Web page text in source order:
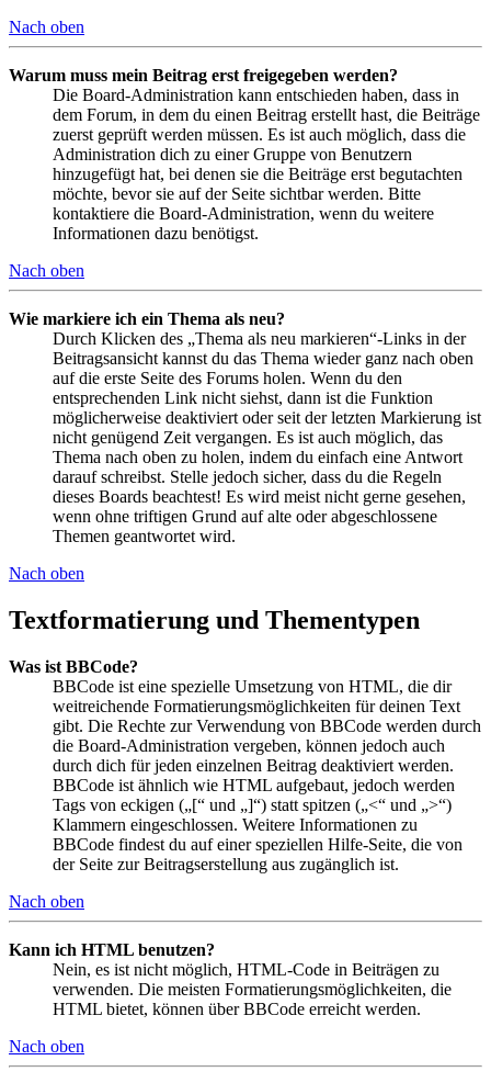
Nach oben
Warum muss mein Beitrag erst freigegeben werden?
Die Board-Administration kann entschieden haben, dass in
dem Forum, in dem du einen Beitrag erstellt hast, die Beiträge
zuerst geprüft werden müssen. Es ist auch möglich, dass die
Administration dich zu einer Gruppe von Benutzern
hinzugefügt hat, bei denen sie die Beiträge erst begutachten
möchte, bevor sie auf der Seite sichtbar werden. Bitte
kontaktiere die Board-Administration, wenn du weitere
Informationen dazu benötigst.
Nach oben
Wie markiere ich ein Thema als neu?
Durch Klicken des „Thema als neu markieren“-Links in der
Beitragsansicht kannst du das Thema wieder ganz nach oben
auf die erste Seite des Forums holen. Wenn du den
entsprechenden Link nicht siehst, dann ist die Funktion
möglicherweise deaktiviert oder seit der letzten Markierung ist
nicht genügend Zeit vergangen. Es ist auch möglich, das
Thema nach oben zu holen, indem du einfach eine Antwort
darauf schreibst. Stelle jedoch sicher, dass du die Regeln
dieses Boards beachtest! Es wird meist nicht gerne gesehen,
wenn ohne triftigen Grund auf alte oder abgeschlossene
Themen geantwortet wird.
Nach oben
Textformatierung und Thementypen
Was ist BBCode?
BBCode ist eine spezielle Umsetzung von HTML, die dir
weitreichende Formatierungsmöglichkeiten für deinen Text
gibt. Die Rechte zur Verwendung von BBCode werden durch
die Board-Administration vergeben, können jedoch auch
durch dich für jeden einzelnen Beitrag deaktiviert werden.
BBCode ist ähnlich wie HTML aufgebaut, jedoch werden
Tags von eckigen („[“ und „]“) statt spitzen („<“ und „>“)
Klammern eingeschlossen. Weitere Informationen zu
BBCode findest du auf einer speziellen Hilfe-Seite, die von
der Seite zur Beitragserstellung aus zugänglich ist.
Nach oben
Kann ich HTML benutzen?
Nein, es ist nicht möglich, HTML-Code in Beiträgen zu
verwenden. Die meisten Formatierungsmöglichkeiten, die
HTML bietet, können über BBCode erreicht werden.
Nach oben